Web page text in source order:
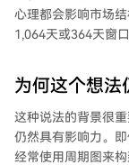
心理都会影响市场
1,064天或364天窗口
为何这个想法
这种说法的背景很
仍然具有影响力。
经常使用周期图来构